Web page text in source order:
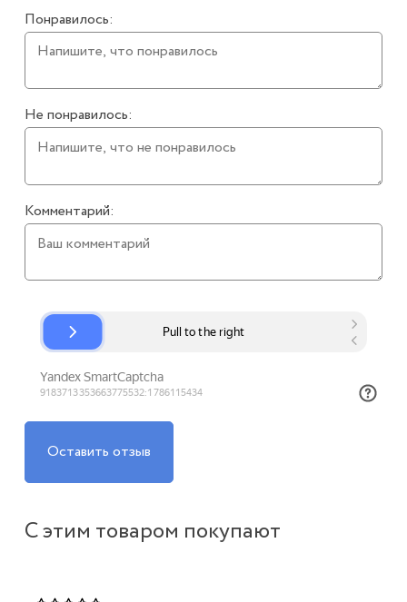
Понравилось:
Не понравилось:
Комментарий:
Оставить отзыв
С этим товаром покупают